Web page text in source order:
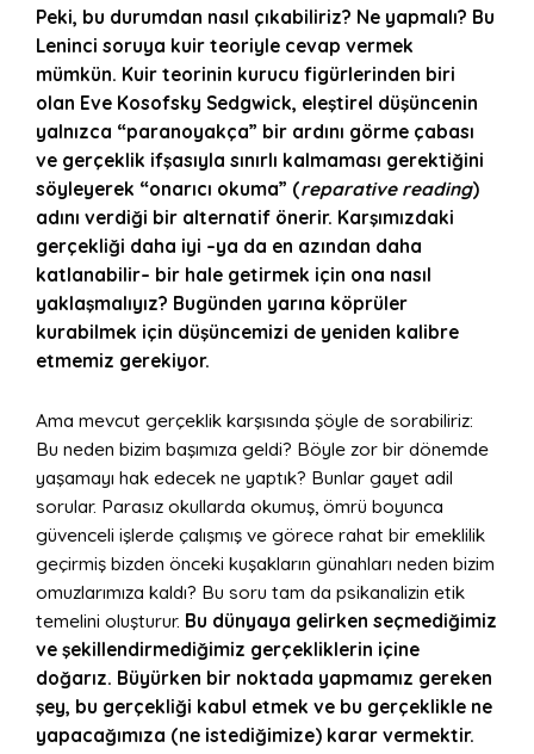
Peki, bu durumdan nasıl çıkabiliriz? Ne yapmalı? Bu
Leninci soruya kuir teoriyle cevap vermek
mümkün. Kuir teorinin kurucu figürlerinden biri
olan Eve Kosofsky Sedgwick, eleştirel düşüncenin
yalnızca “paranoyakça” bir ardını görme çabası
ve gerçeklik ifşasıyla sınırlı kalmaması gerektiğini
söyleyerek “onarıcı okuma” (reparative reading)
adını verdiği bir alternatif önerir. Karşımızdaki
gerçekliği daha iyi –ya da en azından daha
katlanabilir– bir hale getirmek için ona nasıl
yaklaşmalıyız? Bugünden yarına köprüler
kurabilmek için düşüncemizi de yeniden kalibre
etmemiz gerekiyor.
Ama mevcut gerçeklik karşısında şöyle de sorabiliriz:
Bu neden bizim başımıza geldi? Böyle zor bir dönemde
yaşamayı hak edecek ne yaptık? Bunlar gayet adil
sorular. Parasız okullarda okumuş, ömrü boyunca
güvenceli işlerde çalışmış ve görece rahat bir emeklilik
geçirmiş bizden önceki kuşakların günahları neden bizim
omuzlarımıza kaldı? Bu soru tam da psikanalizin etik
temelini oluşturur. Bu dünyaya gelirken seçmediğimiz
ve şekillendirmediğimiz gerçekliklerin içine
doğarız. Büyürken bir noktada yapmamız gereken
şey, bu gerçekliği kabul etmek ve bu gerçeklikle ne
yapacağımıza (ne istediğimize) karar vermektir.